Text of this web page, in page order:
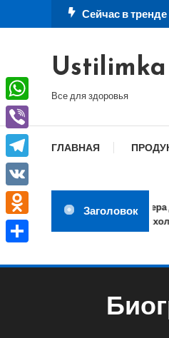
к
Сейчас в тренде
Ustilimka
Все для здоровья
ГЛАВНАЯ
Заголовок
Сфера
WhatsApp
Viber
Telegram
VK
Odnoklassniki